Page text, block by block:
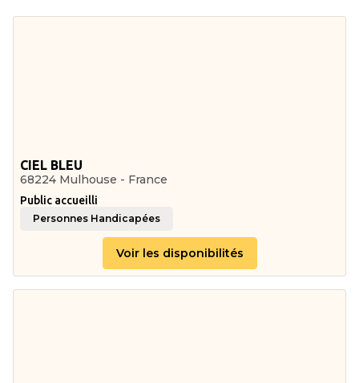
CIEL BLEU
68224 Mulhouse - France
Public accueilli
Personnes Handicapées
Voir les disponibilités